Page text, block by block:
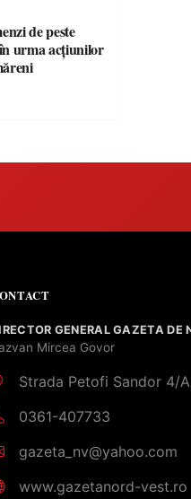
de peste
urma acțiunilor
GENERAL GAZETA DE
Mircea Govor
Strada Petofi Sandor 4/
0361-407733
gazeta_nv@yahoo.com
www.gazetanord-vest.ro